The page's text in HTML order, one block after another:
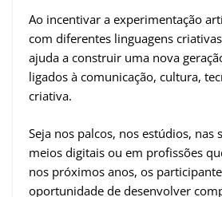
Ao incentivar a experimentação
com diferentes linguagens
ajuda a construir uma nova
ligados à comunicação, cultura,
criativa.
Seja nos palcos, nos estúdios, nas
meios digitais ou em profissões
nos próximos anos, os
oportunidade de desenvolver